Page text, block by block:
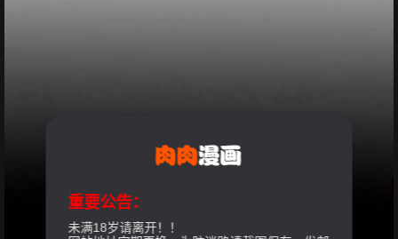
重要公告：
未满18岁请离开！！